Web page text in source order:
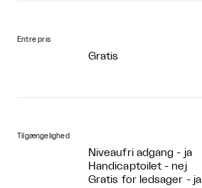
Entre pris
Gratis
Tilgængelighed
Niveaufri adgang - ja
Handicaptoilet - nej
Gratis for ledsager - ja